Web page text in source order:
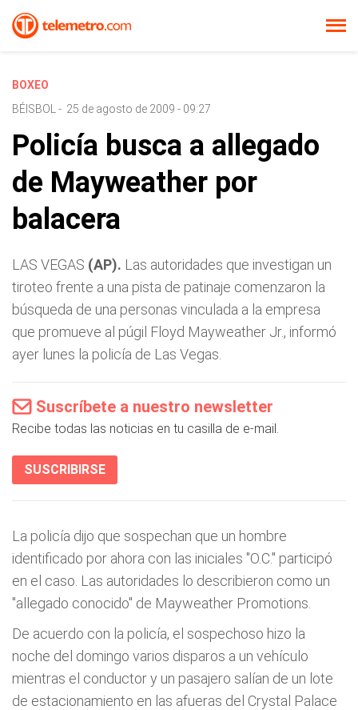
BOXEO
BÉISBOL
- 25 de agosto de 2009 - 09:27
Policía busca a allegado
de Mayweather por
balacera
LAS VEGAS (AP). Las autoridades que investigan un
tiroteo frente a una pista de patinaje comenzaron la
búsqueda de una personas vinculada a la empresa
que promueve al púgil Floyd Mayweather Jr., informó
ayer lunes la policía de Las Vegas.
Suscríbete a nuestro newsletter
Recibe todas las noticias en tu casilla de e-mail.
SUSCRIBIRSE
La policía dijo que sospechan que un hombre
identificado por ahora con las iniciales "O.C." participó
en el caso. Las autoridades lo describieron como un
"allegado conocido" de Mayweather Promotions.
De acuerdo con la policía, el sospechoso hizo la
noche del domingo varios disparos a un vehículo
mientras el conductor y un pasajero salían de un lote
de estacionamiento en las afueras del Crystal Palace